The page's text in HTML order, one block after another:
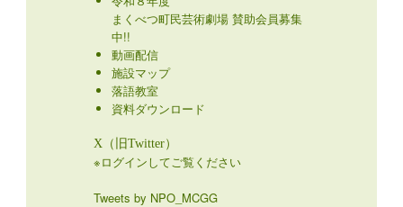
まくべつ町民芸術劇場 賛助会員募集
中!!
動画配信
施設マップ
落語教室
資料ダウンロード
X（旧Twitter）
※ログインしてご覧ください
Tweets by NPO_MCGG